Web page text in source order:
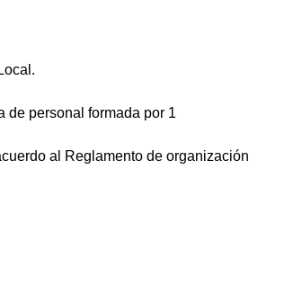
de personal formada por 1
al Reglamento de organización